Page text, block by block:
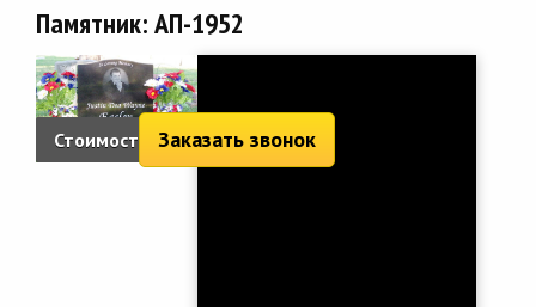
Памятник: АП-1952
Стоимость: Заказать звонок